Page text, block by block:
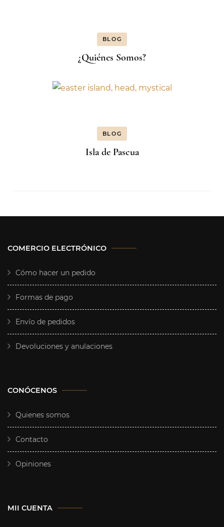
BLOG
¿Quiénes Somos?
BLOG
Isla de Pascua
COMERCIO ELECTRÓNICO
Cómo hacer un pedido
Formas de pago
Envío de pedidos
Devoluciones y anulaciones
CONÓCENOS
Quienes somos
Contacto
Opiniones
MII CUENTA